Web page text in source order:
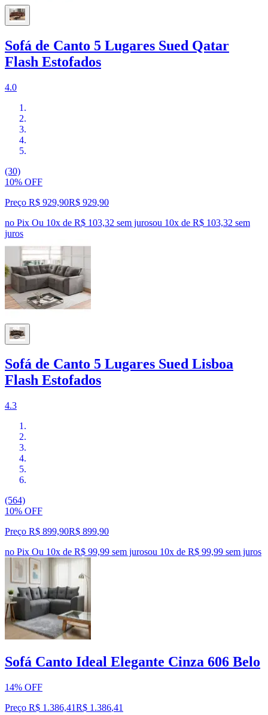
Sofá de Canto 5 Lugares Sued Qatar
Flash Estofados
4.0
(30)
10% OFF
Preço R$ 929,90R$ 929,90
no Pix Ou 10x de R$ 103,32 sem jurosou 10x de R$ 103,32 sem
juros
Sofá de Canto 5 Lugares Sued Lisboa
Flash Estofados
4.3
(564)
10% OFF
Preço R$ 899,90R$ 899,90
no Pix Ou 10x de R$ 99,99 sem jurosou 10x de R$ 99,99 sem juros
Sofá Canto Ideal Elegante Cinza 606 Belo
14% OFF
Preço R$ 1.386,41R$ 1.386,41